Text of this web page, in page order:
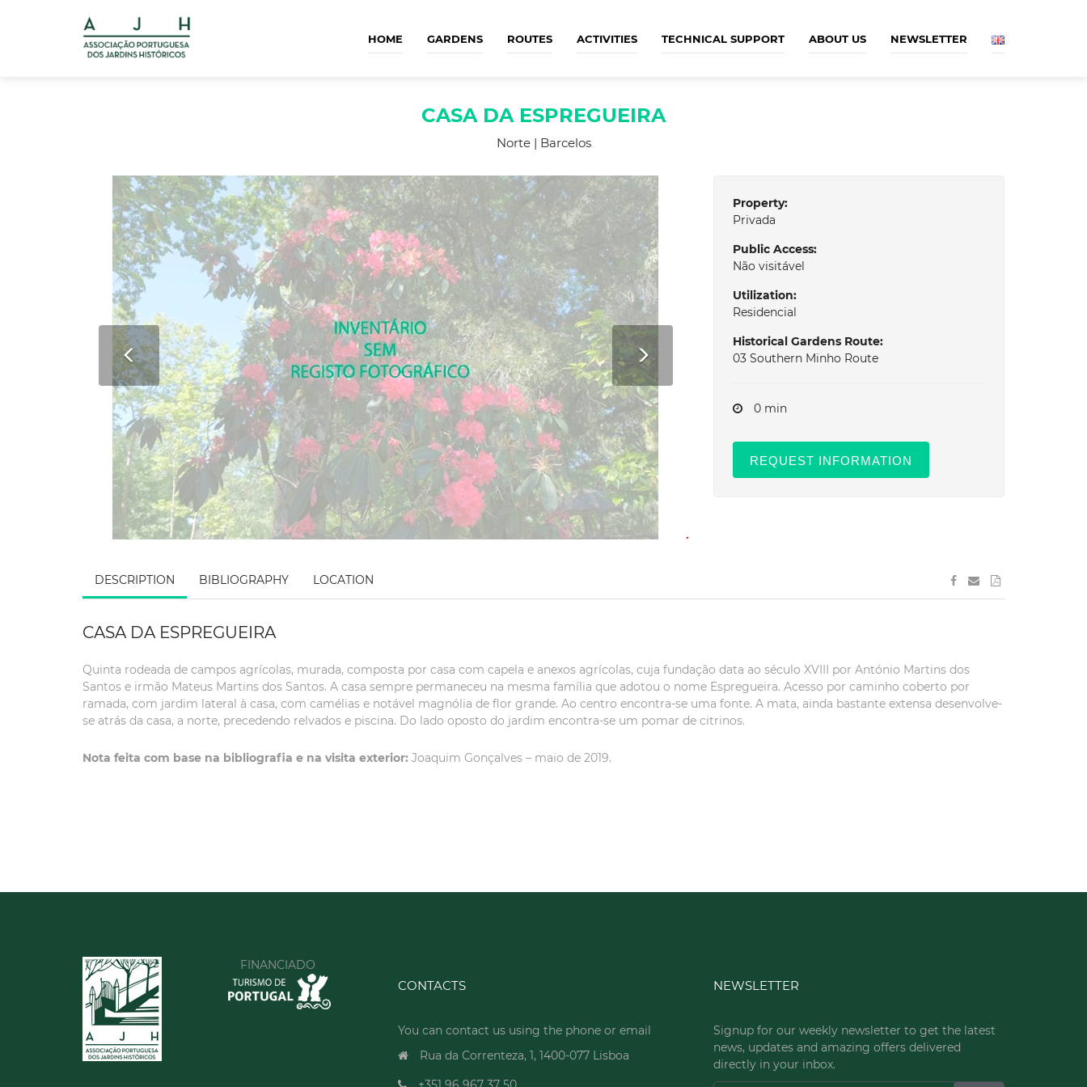
HOME GARDENS ROUTES ACTIVITIES TECHNICAL SUPPORT ABOUT US NEWSLETTER
CASA DA ESPREGUEIRA
Norte | Barcelos
Property:
Privada
Public Access:
Não visitável
Utilization:
Residencial
Historical Gardens Route:
03 Southern Minho Route
0 min
REQUEST INFORMATION
DESCRIPTION BIBLIOGRAPHY LOCATION
CASA DA ESPREGUEIRA
Quinta rodeada de campos agrícolas, murada, composta por casa com capela e anexos agrícolas, cuja fundação data ao século XVIII por António Martins dos
Santos e irmão Mateus Martins dos Santos. A casa sempre permaneceu na mesma família que adotou o nome Espregueira. Acesso por caminho coberto por
ramada, com jardim lateral à casa, com camélias e notável magnólia de flor grande. Ao centro encontra-se uma fonte. A mata, ainda bastante extensa desenvolve-
se atrás da casa, a norte, precedendo relvados e piscina. Do lado oposto do jardim encontra-se um pomar de citrinos.
Nota feita com base na bibliografia e na visita exterior: Joaquim Gonçalves – maio de 2019.
FINANCIADO
CONTACTS
You can contact us using the phone or email
Rua da Correnteza, 1, 1400-077 Lisboa
NEWSLETTER
Signup for our weekly newsletter to get the latest
news, updates and amazing offers delivered
directly in your inbox.